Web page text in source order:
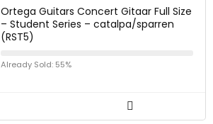
Ortega Guitars Concert Gitaar Full Size
– Student Series – catalpa/sparren
(RST5)
Already Sold: 55%